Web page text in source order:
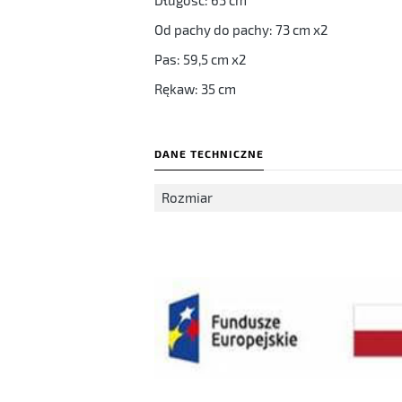
Od pachy do pachy: 73 cm x2
Pas: 59,5 cm x2
Rękaw: 35 cm
DANE TECHNICZNE
Rozmiar